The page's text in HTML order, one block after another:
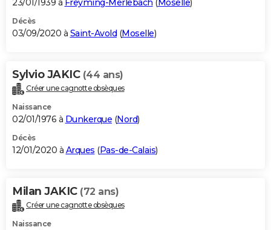
23/01/1939 à Freyming-Merlebach (Moselle)
Décès
03/09/2020 à Saint-Avold (Moselle)
Sylvio JAKIC (44 ans)
Créer une cagnotte obsèques
Naissance
02/01/1976 à Dunkerque (Nord)
Décès
12/01/2020 à Arques (Pas-de-Calais)
Milan JAKIC (72 ans)
Créer une cagnotte obsèques
Naissance